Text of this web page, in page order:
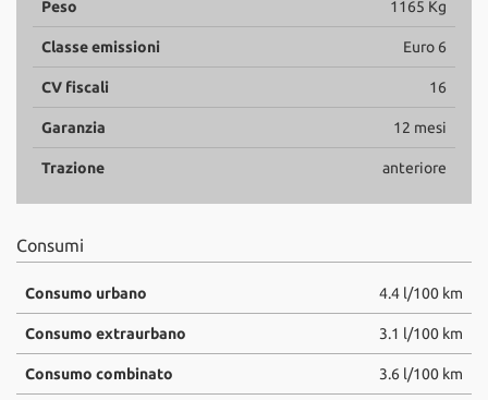
Peso 1165 Kg
Classe emissioni Euro 6
CV fiscali 16
Garanzia 12 mesi
Trazione anteriore
Consumi
Consumo urbano 4.4 l/100 km
Consumo extraurbano 3.1 l/100 km
Consumo combinato 3.6 l/100 km